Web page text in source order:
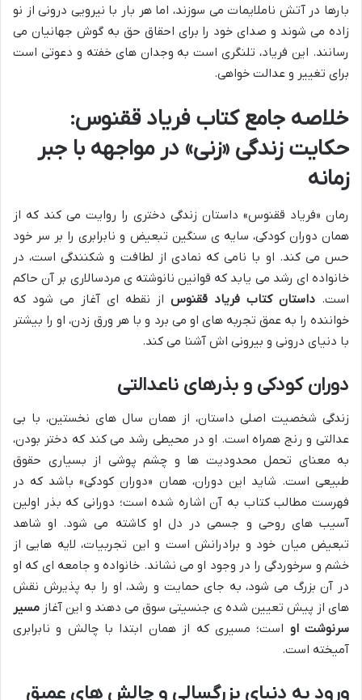
بارها در آتش ناملایمات می سوزند، اما هر بار با نیرویی درونی از نو
زاده می شوند و صدای خود را برای احقاق حق به گوش جهانیان می
رسانند. این فریاد، تلنگری است به وجدان های خفته و دعوتی است
برای تغییر و عدالت خواهی.
خلاصه جامع کتاب فریاد ققنوس:
حکایت زندگی «زنی» در مواجهه با جبر
زمانه
رمان «فریاد ققنوس» داستان زندگی دختری را روایت می کند که از
همان دوران کودکی، سایه ی سنگین تبعیض و نابرابری را بر سر خود
حس می کند. او با نامی که نمادی از لطافت و شکنندگی است، در
خانواده ای رشد می یابد که قوانین نانوشته ی مردسالاری بر آن حاکم
است. داستان کتاب فریاد ققنوساز نقطه ای آغاز می شود که
خواننده را به عمق تجربه های او می برد و با هر ورق زدن، او را بیشتر
با دنیای درونی و بیرونی اش آشنا می کند.
دوران کودکی و بذرهای ناعدالتی
زندگی شخصیت اصلی داستان، از همان سال های نخستین، با بی
عدالتی و رنج همراه است. او در محیطی رشد می کند که دختر بودن،
به معنای تحمل محدودیت ها و چشم پوشی از بسیاری حقوق
طبیعی است. شاید این دوران، همان «دوران کودکی» باشد که در
فهرست مطالب کتاب به آن اشاره شده است؛ دورانی که بذر اولین
آسیب های روحی و جسمی در دل او کاشته می شود. او شاهد
تبعیض میان خود و برادرانش است و این تجربیات، لایه هایی از
خشم و سرخوردگی را در وجود او می نشاند. خانواده و جامعه ای که او
در آن بزرگ می شود، به جای حمایت و رشد، او را به پذیرش نقش
های از پیش تعیین شده ی جنسیتی سوق می دهند و این آغاز مسیر
سرنوشت او است؛ مسیری که از همان ابتدا با چالش و نابرابری
آمیخته است.
ورود به دنیای بزرگسالی و چالش های عمیق